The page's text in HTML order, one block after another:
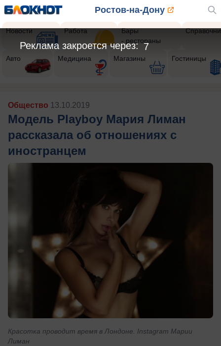
Ростов-на-Дону
Новости Работа
Бары
- рестораны
Авто Медицина Магазины Гостиницы
Общество 13.10.2019
Модель Playboy Мария Лиман
рассказала об отношениях с
иностранцем
Красотка проводит время в Лондоне. Instagram Марии
Лиман
5
Реклама закроется через: